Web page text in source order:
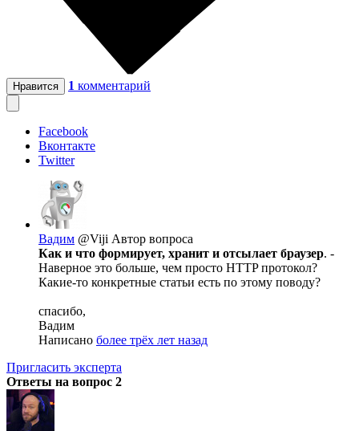
Нравится 1 комментарий
Facebook
Вконтакте
Twitter
Вадим @Viji Автор вопроса
Как и что формирует, хранит и отсылает браузер. -
Наверное это больше, чем просто HTTP протокол?
Какие-то конкретные статьи есть по этому поводу?
спасибо,
Вадим
Написано более трёх лет назад
Пригласить эксперта
Ответы на вопрос 2